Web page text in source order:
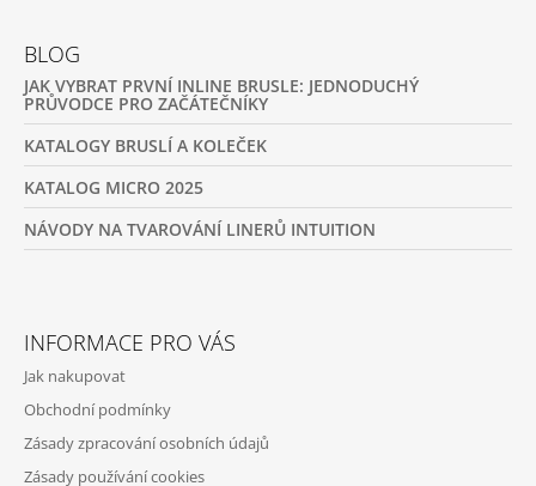
BLOG
JAK VYBRAT PRVNÍ INLINE BRUSLE: JEDNODUCHÝ
PRŮVODCE PRO ZAČÁTEČNÍKY
KATALOGY BRUSLÍ A KOLEČEK
KATALOG MICRO 2025
NÁVODY NA TVAROVÁNÍ LINERŮ INTUITION
INFORMACE PRO VÁS
Jak nakupovat
Obchodní podmínky
Zásady zpracování osobních údajů
Zásady používání cookies